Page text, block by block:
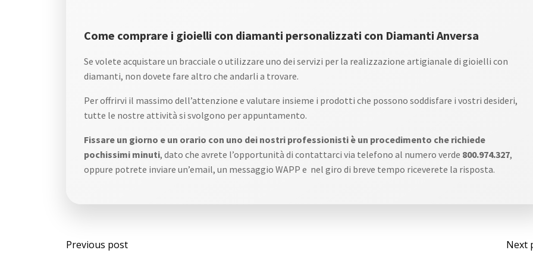
Come comprare i gioielli con diamanti personalizzati con Diamanti Anversa
Se volete acquistare un bracciale o utilizzare uno dei servizi per la realizzazione artigianale di gioielli con
diamanti, non dovete fare altro che andarli a trovare.
Per offrirvi il massimo dell’attenzione e valutare insieme i prodotti che possono soddisfare i vostri desideri,
tutte le nostre attività si svolgono per appuntamento.
Fissare un giorno e un orario con uno dei nostri professionisti è un procedimento che richiede
pochissimi minuti, dato che avrete l’opportunità di contattarci via telefono al numero verde 800.974.327,
oppure potrete inviare un’email, un messaggio WAPP e nel giro di breve tempo riceverete la risposta.
Post
Previous post Next